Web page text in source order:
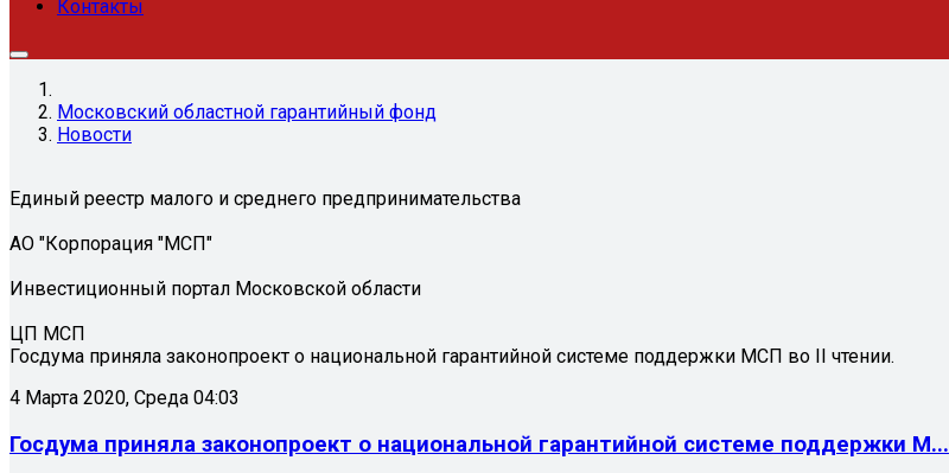
Контакты
Московский областной гарантийный фонд
Новости
Единый реестр малого и среднего предпринимательства
АО "Корпорация "МСП"
Инвестиционный портал Московской области
ЦП МСП
Госдума приняла законопроект о национальной гарантийной системе поддержки МСП во II чтении.
4 Марта 2020, Среда 04:03
Госдума приняла законопроект о национальной гарантийной системе поддержки М...